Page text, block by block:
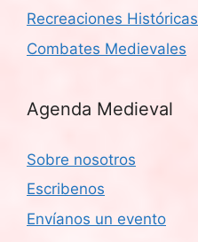
Recreaciones Históricas
Combates Medievales
Agenda Medieval
Sobre nosotros
Escribenos
Envíanos un evento